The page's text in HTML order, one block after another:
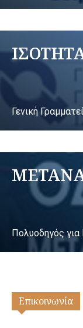
Γενική
Πολυοδηγός
Επικοινωνία